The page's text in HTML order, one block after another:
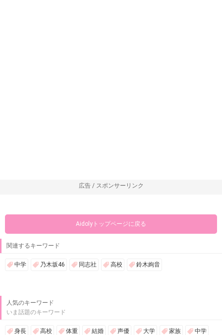
広告 / スポンサーリンク
Aidolyトップページに戻る
関連するキーワード
中学 乃木坂46 同志社 高校 鈴木絢音
人気のキーワード
いま話題のキーワード
身長 高校 体重 結婚 声優 大学 家族 中学